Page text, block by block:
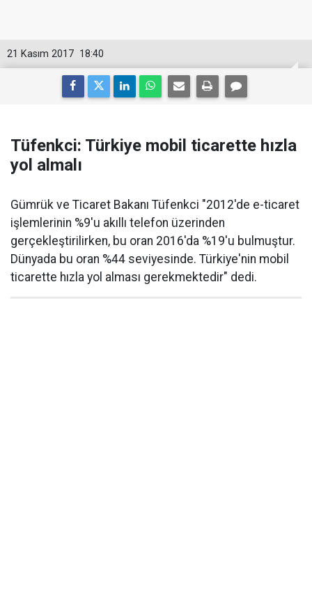
18:40
21 Kasım 2017
Tüfenkci: Türkiye mobil ticarette hızla
yol almalı
Gümrük ve Ticaret Bakanı Tüfenkci "2012'de e-ticaret
işlemlerinin %9'u akıllı telefon üzerinden
gerçekleştirilirken, bu oran 2016'da %19'u bulmuştur.
Dünyada bu oran %44 seviyesinde. Türkiye'nin mobil
ticarette hızla yol alması gerekmektedir" dedi.